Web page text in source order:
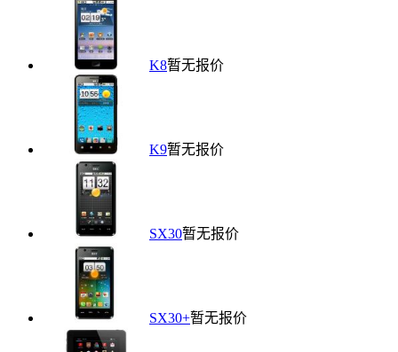
K8暂无报价
K9暂无报价
SX30暂无报价
SX30+暂无报价